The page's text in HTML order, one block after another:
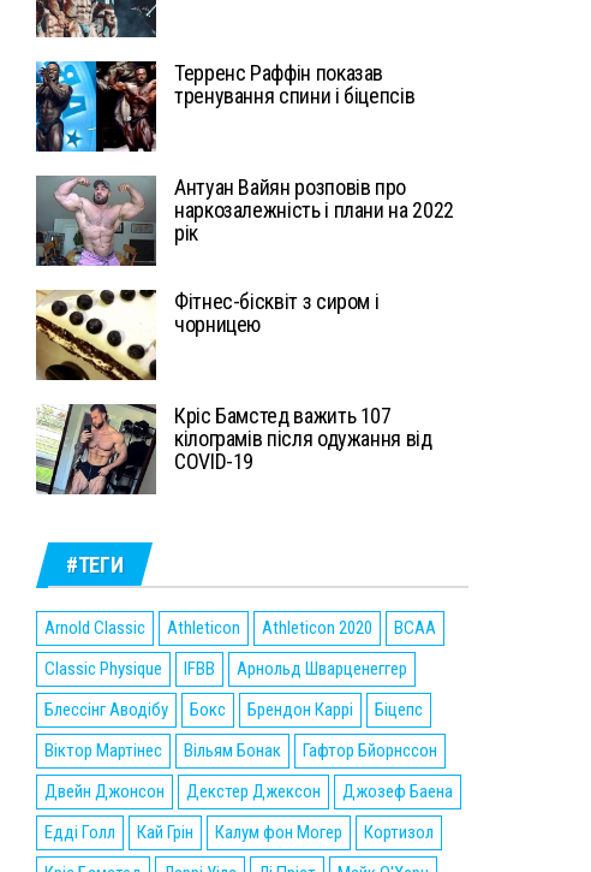
Терренс Раффін показав
тренування спини і біцепсів
Антуан Вайян розповів про
наркозалежність і плани на 2022
рік
Фітнес-бісквіт з сиром і
чорницею
Кріс Бамстед важить 107
кілограмів після одужання від
COVID-19
#ТЕГИ
Arnold Classic Athleticon Athleticon 2020
BCAA
Classic Physique
IFBB
Арнольд Шварценеггер
Блессінг Аводібу
Бокс Брендон Каррі
Біцепс
Віктор Мартінес
Вільям Бонак
Гафтор Бйорнссон
Двейн Джонсон
Декстер Джексон
Джозеф Баена
Едді Голл
Кай Грін Калум фон Могер
Кортизол